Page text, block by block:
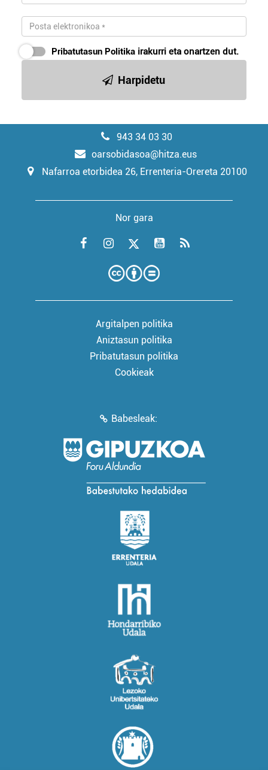
Pribatutasun Politika irakurri eta onartzen dut.
Harpidetu
943 34 03 30
oarsobidasoa@hitza.eus
Nafarroa etorbidea 26, Errenteria-Orereta 20100
Nor gara
Argitalpen politika
Aniztasun politika
Pribatutasun politika
Cookieak
Babesleak: